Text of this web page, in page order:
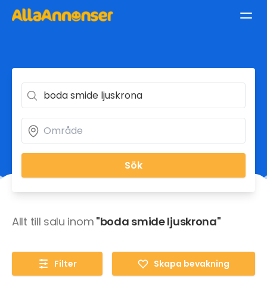
Sök
Allt till salu inom "boda smide ljuskrona"
Filter Skapa bevakning